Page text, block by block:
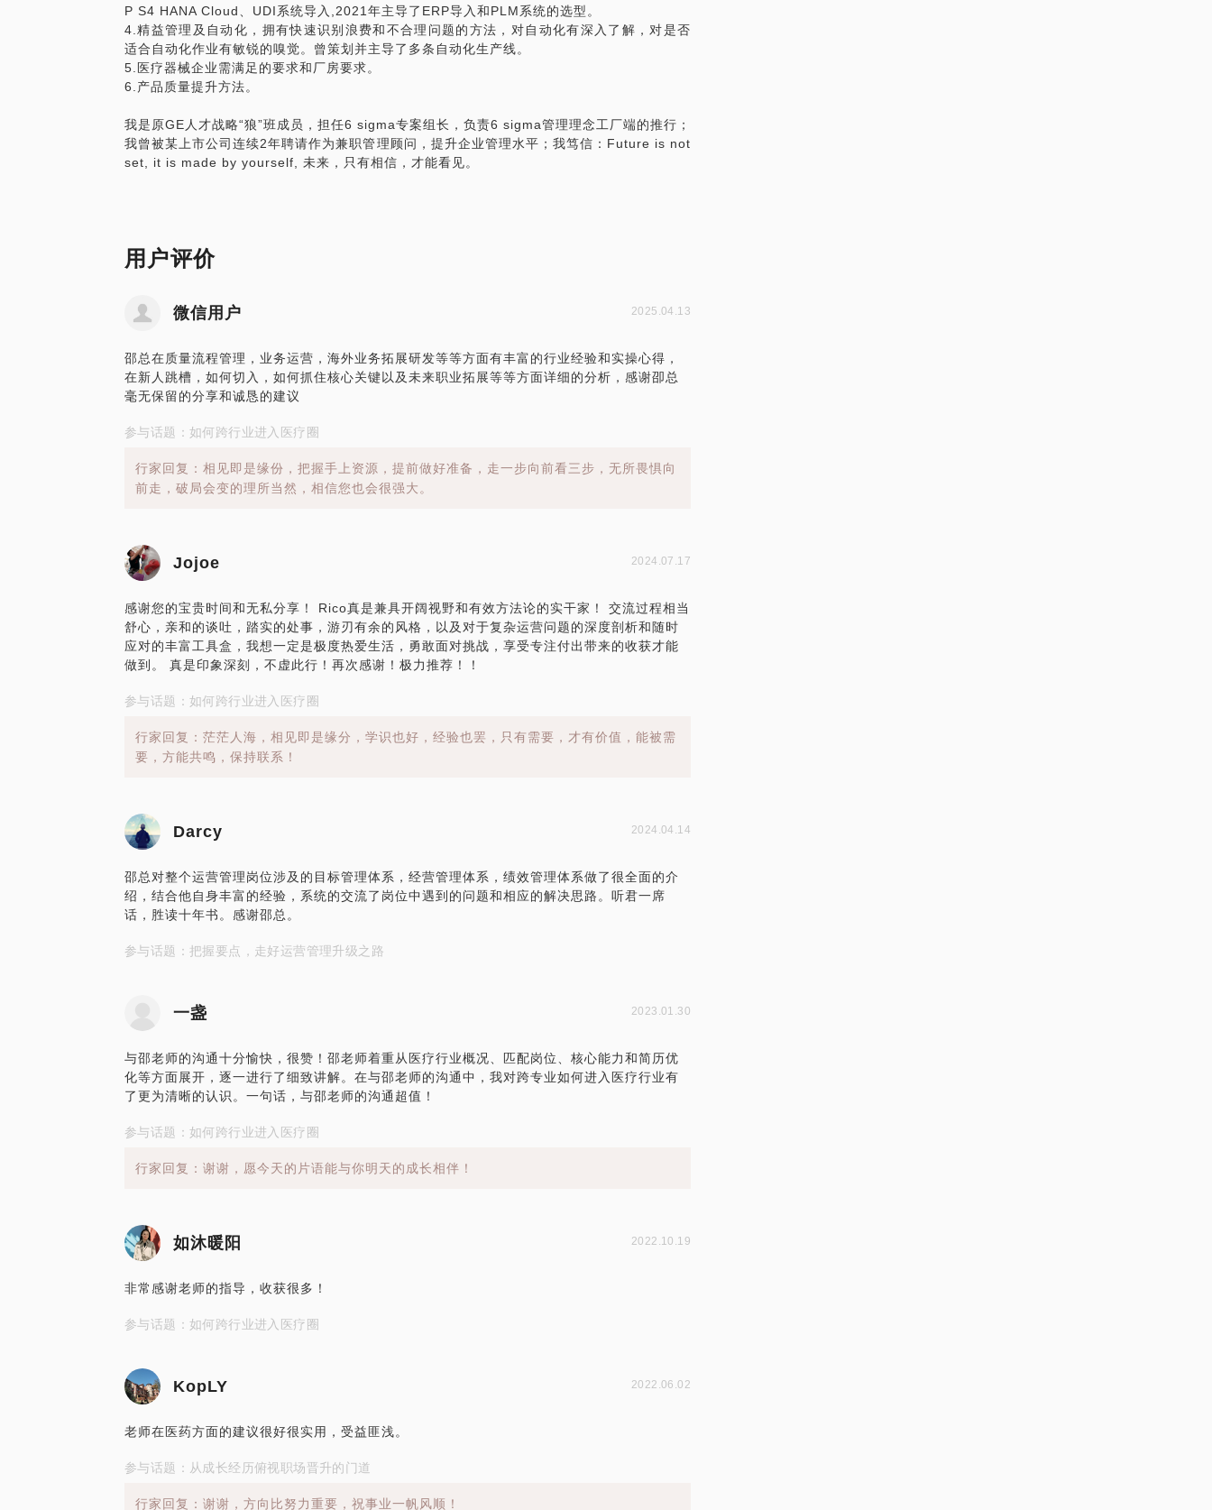
P S4 HANA Cloud、UDI系统导入,2021年主导了ERP导入和PLM系统的选型。
4.精益管理及自动化，拥有快速识别浪费和不合理问题的方法，对自动化有深入了解，对是否
适合自动化作业有敏锐的嗅觉。曾策划并主导了多条自动化生产线。
5.医疗器械企业需满足的要求和厂房要求。
6.产品质量提升方法。
我是原GE人才战略“狼”班成员，担任6 sigma专案组长，负责6 sigma管理理念工厂端的推行；
我曾被某上市公司连续2年聘请作为兼职管理顾问，提升企业管理水平；我笃信：Future is not
set, it is made by yourself, 未来，只有相信，才能看见。
用户评价
微信用户 2025.04.13
邵总在质量流程管理，业务运营，海外业务拓展研发等等方面有丰富的行业经验和实操心得，
在新人跳槽，如何切入，如何抓住核心关键以及未来职业拓展等等方面详细的分析，感谢卲总
毫无保留的分享和诚恳的建议
参与话题：如何跨行业进入医疗圈
行家回复：相见即是缘份，把握手上资源，提前做好准备，走一步向前看三步，无所畏惧向
前走，破局会变的理所当然，相信您也会很强大。
Jojoe 2024.07.17
感谢您的宝贵时间和无私分享！ Rico真是兼具开阔视野和有效方法论的实干家！ 交流过程相当
舒心，亲和的谈吐，踏实的处事，游刃有余的风格，以及对于复杂运营问题的深度剖析和随时
应对的丰富工具盒，我想一定是极度热爱生活，勇敢面对挑战，享受专注付出带来的收获才能
做到。 真是印象深刻，不虚此行！再次感谢！极力推荐！！
参与话题：如何跨行业进入医疗圈
行家回复：茫茫人海，相见即是缘分，学识也好，经验也罢，只有需要，才有价值，能被需
要，方能共鸣，保持联系！
Darcy 2024.04.14
邵总对整个运营管理岗位涉及的目标管理体系，经营管理体系，绩效管理体系做了很全面的介
绍，结合他自身丰富的经验，系统的交流了岗位中遇到的问题和相应的解决思路。听君一席
话，胜读十年书。感谢邵总。
参与话题：把握要点，走好运营管理升级之路
一盏 2023.01.30
与邵老师的沟通十分愉快，很赞！邵老师着重从医疗行业概况、匹配岗位、核心能力和简历优
化等方面展开，逐一进行了细致讲解。在与邵老师的沟通中，我对跨专业如何进入医疗行业有
了更为清晰的认识。一句话，与邵老师的沟通超值！
参与话题：如何跨行业进入医疗圈
行家回复：谢谢，愿今天的片语能与你明天的成长相伴！
如沐暖阳 2022.10.19
非常感谢老师的指导，收获很多！
参与话题：如何跨行业进入医疗圈
KopLY 2022.06.02
老师在医药方面的建议很好很实用，受益匪浅。
参与话题：从成长经历俯视职场晋升的门道
行家回复：谢谢，方向比努力重要，祝事业一帆风顺！